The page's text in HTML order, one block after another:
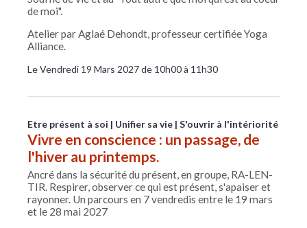
de moi".
Atelier par Aglaé Dehondt, professeur certifiée Yoga
Alliance.
Le Vendredi 19 Mars 2027 de 10h00 à 11h30
Etre présent à soi Unifier sa vie S'ouvrir à l'intériorité
Vivre en conscience : un passage, de
l'hiver au printemps.
Ancré dans la sécurité du présent, en groupe, RA-LEN-
TIR. Respirer, observer ce qui est présent, s'apaiser et
rayonner. Un parcours en 7 vendredis entre le 19 mars
et le 28 mai 2027